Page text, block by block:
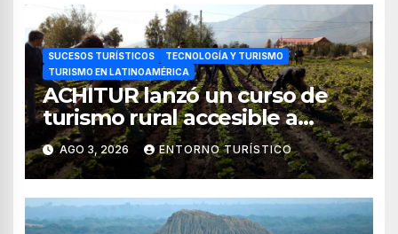
SUCESOS TURÍSTICOS
TECNOLOGÍA Y TURISMO
TURISMO EN LATINOAMÉRICA
ACHITUR lanzó un curso de
turismo rural accesible a
través de WhatsApp
AGO 3, 2026 ENTORNO TURÍSTICO